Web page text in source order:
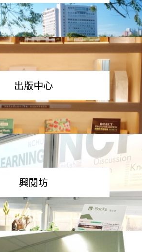
出版中心
興閱坊